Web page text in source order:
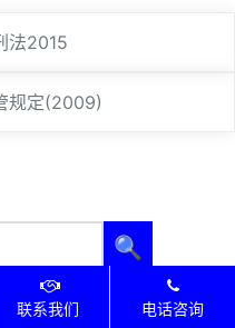
法2015
规定(2009)
🔍
联系我们 电话咨询